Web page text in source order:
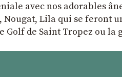
avec nos adorables
Lila qui se feront
Golf de Saint Tropez ou